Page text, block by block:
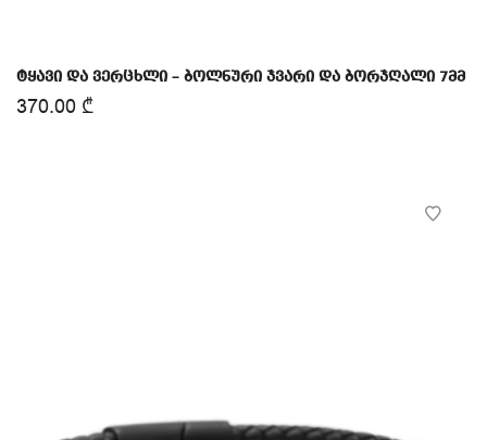
ტყავი და ვერცხლი – ბოლნური ჯვარი და ბორჯღალი 7მმ
370.00 ₾